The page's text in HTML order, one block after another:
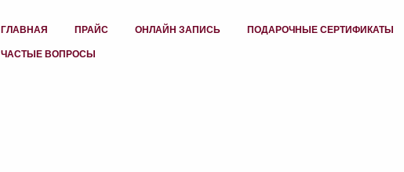
ГЛАВНАЯ ПРАЙС ОНЛАЙН ЗАПИСЬ ПОДАРОЧНЫЕ СЕРТИФИКАТЫ
ЧАСТЫЕ ВОПРОСЫ